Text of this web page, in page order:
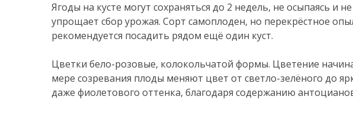
Ягоды на кусте могут сохраняться до 2 недель, не осыпаясь и
упрощает сбор урожая. Сорт самоплоден, но перекрёстное
рекомендуется посадить рядом ещё один куст.
Цветки бело-розовые, колокольчатой формы. Цветение
мере созревания плоды меняют цвет от светло-зелёного до
даже фиолетового оттенка, благодаря содержанию